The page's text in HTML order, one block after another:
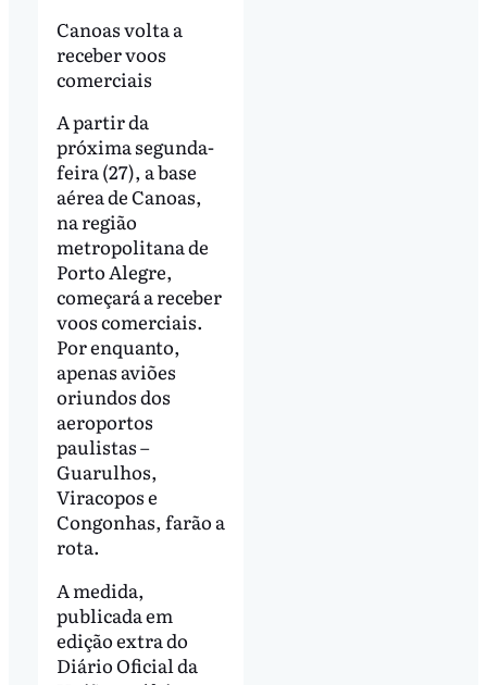
Canoas volta a
receber voos
comerciais
A partir da
próxima segunda-
feira (27), a base
aérea de Canoas,
na região
metropolitana de
Porto Alegre,
começará a receber
voos comerciais.
Por enquanto,
apenas aviões
oriundos dos
aeroportos
paulistas –
Guarulhos,
Viracopos e
Congonhas, farão a
rota.
A medida,
publicada em
edição extra do
Diário Oficial da